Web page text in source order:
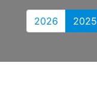
2026 2025